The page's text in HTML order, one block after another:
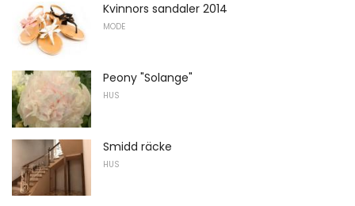
Kvinnors sandaler 2014
MODE
Peony "Solange"
HUS
Smidd räcke
HUS